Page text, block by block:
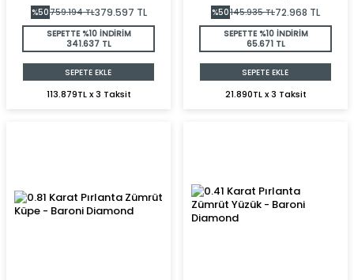
%50759.194TL379.597 TL
SEPETTE %10 İNDİRİM
341.637 TL
SEPETE EKLE
113.879TL x 3 Taksit
%50145.935TL72.968 TL
SEPETTE %10 İNDİRİM
65.671 TL
SEPETE EKLE
21.890TL x 3 Taksit